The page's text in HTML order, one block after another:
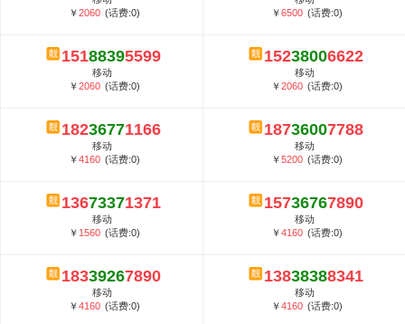
郑州全号网选号流程官方选号平台...
￥2060 (话费:0)
￥6500 (话费:0)
15188395599
移动
￥2060 (话费:0)
15238006622
移动
￥2060 (话费:0)
18236771166
移动
￥4160 (话费:0)
18736007788
移动
￥5200 (话费:0)
13673371371
移动
￥ 1560 (话费:0)
15736767890
移动
￥4160 (话费:0)
18339267890
移动
￥4160 (话费:0)
13838388341
移动
￥4160 (话费:0)